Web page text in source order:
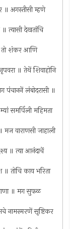
॥ अगस्तीसी म्हणे
त्यासी देखतांचि
तो शंकर आणि
॥ तेथें शिवाहोनि
पंचाननें लंबोदरासी ॥
समर्पिली महिमता
वाराणसी जाहाली
॥ त्या आनंदाचें
तोचि काय भरिता
॥ मग सुफळ
नामस्मरणें सृष्टिकर